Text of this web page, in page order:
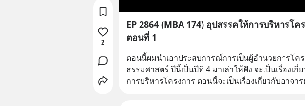
EP 2864 (MBA 174) อุปสรรคให้การบริหารโค
ตอนที่ 1
ตอนนี้ผมนำเอาประสบการณ์การเป็นผู้อำนวยการโคร
ธรรมศาสตร์ ปีนี้เป็นปีที่ 4 มาเล่าให้ฟัง จะเป็นเรื่องเกี่
การบริหารโครงการ ตอนนี้จะเป็นเรื่องเกี่ยวกับอาจา
2